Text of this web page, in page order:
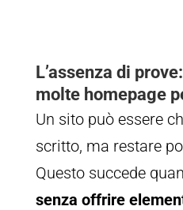
L’assenza di
molte homepage
Un sito può essere
scritto, ma restare
Questo succede
senza offrire